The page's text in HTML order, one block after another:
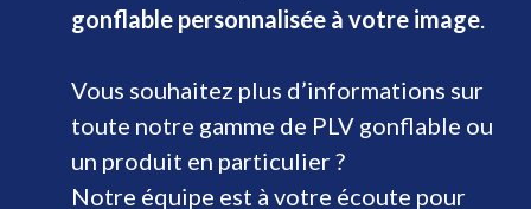
gonflable personnalisée à votre image.
Vous souhaitez plus d’informations sur
toute notre gamme de PLV gonflable ou
un produit en particulier ?
Notre équipe est à votre écoute pour